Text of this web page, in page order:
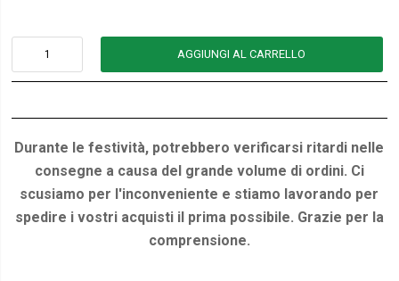
AGGIUNGI AL CARRELLO
Durante le festività, potrebbero verificarsi ritardi nelle
consegne a causa del grande volume di ordini. Ci
scusiamo per l'inconveniente e stiamo lavorando per
spedire i vostri acquisti il prima possibile. Grazie per la
comprensione.